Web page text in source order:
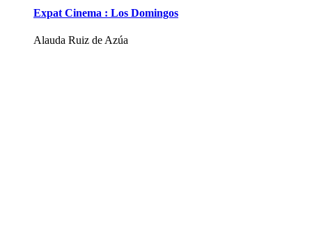
Expat Cinema : Los Domingos
Alauda Ruiz de Azúa